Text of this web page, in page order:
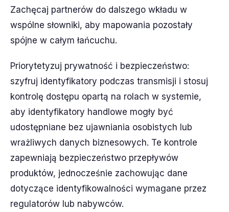
Zachęcaj partnerów do dalszego wkładu w
wspólne słowniki, aby mapowania pozostały
spójne w całym łańcuchu.
Priorytetyzuj prywatność i bezpieczeństwo:
szyfruj identyfikatory podczas transmisji i stosuj
kontrolę dostępu opartą na rolach w systemie,
aby identyfikatory handlowe mogły być
udostępniane bez ujawniania osobistych lub
wrażliwych danych biznesowych. Te kontrole
zapewniają bezpieczeństwo przepływów
produktów, jednocześnie zachowując dane
dotyczące identyfikowalności wymagane przez
regulatorów lub nabywców.